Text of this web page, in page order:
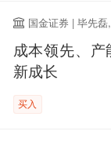
国金证券 | 毕先
成本领先、
新成长
买入